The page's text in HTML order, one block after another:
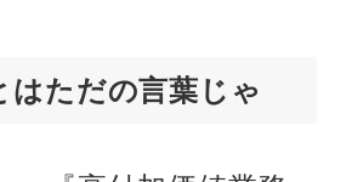
はただの言葉じゃ